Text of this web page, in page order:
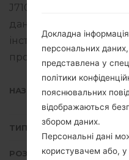
J710MNUBS4CSL1.
даної прошивки
інструкція про
прошивку на
НАЗВА ФАЙЛУ
ТИП ПРОШИВКИ
РОЗМІР ФАЙЛУ
Докладна
персональних
представлена у
політики
пояснювальних
відображаються
збором даних.
Персональні дані
користувачем або,